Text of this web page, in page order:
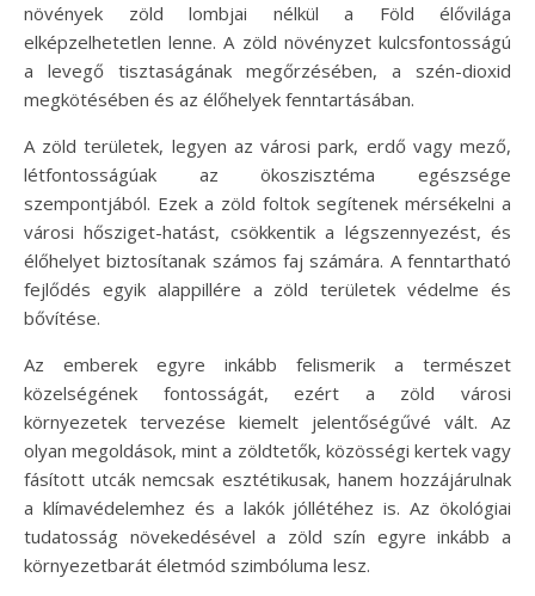
növények zöld lombjai nélkül a Föld élővilága
elképzelhetetlen lenne. A zöld növényzet kulcsfontosságú
a levegő tisztaságának megőrzésében, a szén-dioxid
megkötésében és az élőhelyek fenntartásában.
A zöld területek, legyen az városi park, erdő vagy mező,
létfontosságúak az ökoszisztéma egészsége
szempontjából. Ezek a zöld foltok segítenek mérsékelni a
városi hősziget-hatást, csökkentik a légszennyezést, és
élőhelyet biztosítanak számos faj számára. A fenntartható
fejlődés egyik alappillére a zöld területek védelme és
bővítése.
Az emberek egyre inkább felismerik a természet
közelségének fontosságát, ezért a zöld városi
környezetek tervezése kiemelt jelentőségűvé vált. Az
olyan megoldások, mint a zöldtetők, közösségi kertek vagy
fásított utcák nemcsak esztétikusak, hanem hozzájárulnak
a klímavédelemhez és a lakók jóllétéhez is. Az ökológiai
tudatosság növekedésével a zöld szín egyre inkább a
környezetbarát életmód szimbóluma lesz.